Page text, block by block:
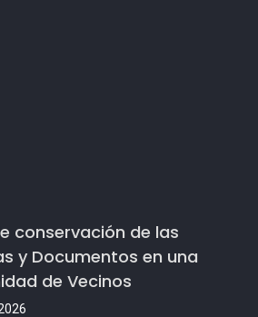
conservación de las
y Documentos en una
de Vecinos